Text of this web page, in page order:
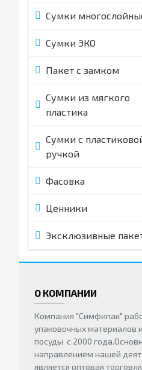
Сумки
Сумки ЭКО
Пакет с замком
Сумки из мягкого
пластика
Сумки с
ручкой
Фасовка
Ценники
Эксклюзивные
О КОМПАНИИ
Компания "Симфипак"
упаковочных материалов
посуды с 2000
направлением нашей
является оптовая